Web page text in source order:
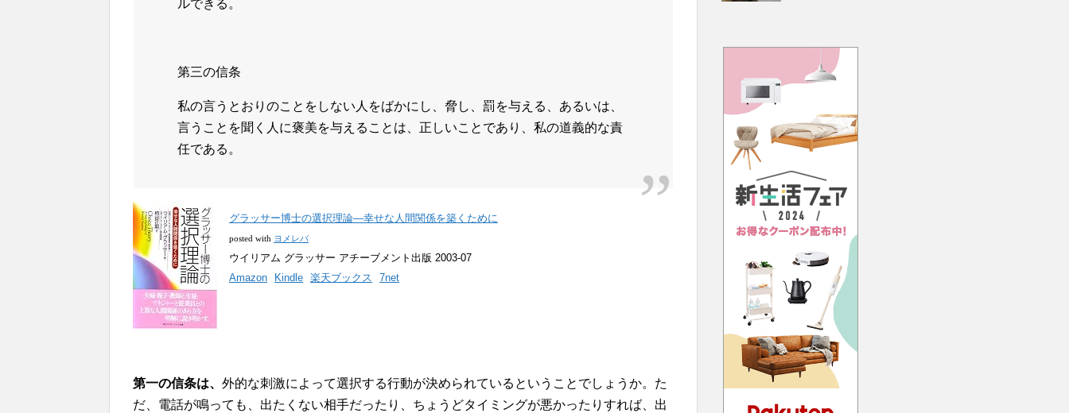
ルできる。
第三の信条
私の言うとおりのことをしない人をばかにし、脅し、罰を与える、あるいは、
言うことを聞く人に褒美を与えることは、正しいことであり、私の道義的な責
任である。
グラッサー博士の選択理論―幸せな人間関係を築くために
posted with ヨメレバ
ウイリアム グラッサー アチーブメント出版 2003-07
Amazon
Kindle 楽天ブックス 7net
第一の信条は、 外的な刺激によって選択する行動が決められているということでしょうか。た
だ、電話が鳴っても、出たくない相手だったり、ちょうどタイミングが悪かったりすれば、出